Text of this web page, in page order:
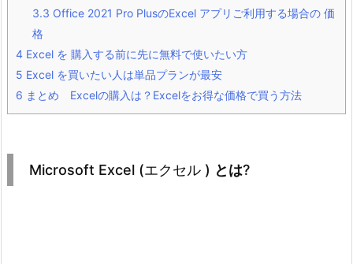
3.3 Office 2021 Pro PlusのExcel アプリご利用する場合の 価
格
4 Excel を 購入する前に先に無料で使いたい方
5 Excel を買いたい人は単品プランが最安
6 まとめ Excelの購入は？Excelをお得な価格で買う方法
Microsoft Excel (エクセル ) とは?